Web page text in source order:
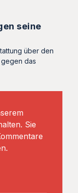
seine
über den
das
Sie